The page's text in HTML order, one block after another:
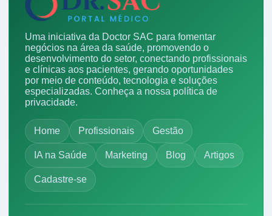
Uma iniciativa da Doctor SAC para fomentar
negócios na área da saúde, promovendo o
desenvolvimento do setor, conectando profissionais
e clínicas aos pacientes, gerando oportunidades
por meio de conteúdo, tecnologia e soluções
especializadas. Conheça a nossa política de
privacidade.
Home Profissionais Gestão
IA na Saúde Marketing Blog Artigos
Cadastre-se